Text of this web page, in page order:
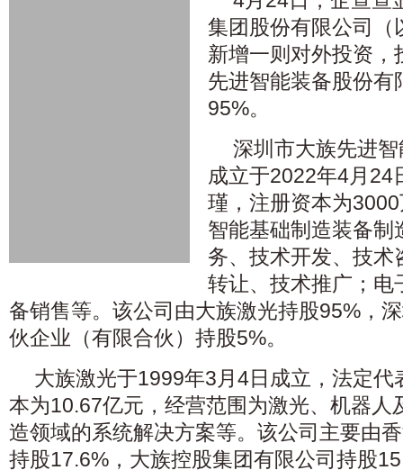
集团股份有限公司（
新增一则对外投资，
先进智能装备股份有
95%。
深圳市大族先进
成立于2022年4月24
瑾，注册资本为
智能基础制造装备制
务、技术开发、技术
转让、技术推广；电
备销售等。该公司由大族激光持股95%，
伙企业（有限合伙）持股5%。
大族激光于1999年3月4日成立，法定代
本为10.67亿元，经营范围为激光、机器人
造领域的系统解决方案等。该公司主要由
持股17.6%，大族控股集团有限公司持股